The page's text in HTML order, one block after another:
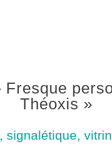
Théoxis »
signalétique,